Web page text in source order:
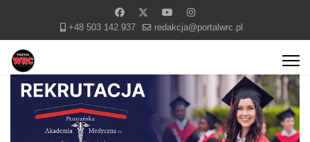
+48 503 142 937 redakcja@portalwrc.pl